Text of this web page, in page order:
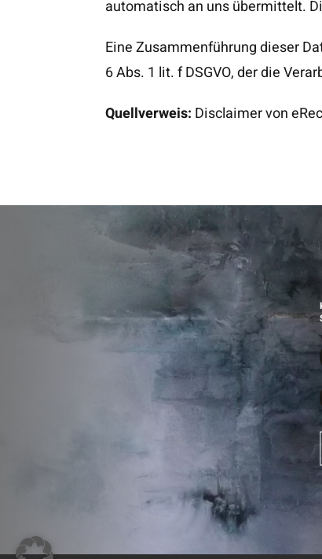
automatisch an uns übermittelt.
Eine Zusammenführung dieser
6 Abs. 1 lit. f DSGVO, der die
Quellverweis: Disclaimer von